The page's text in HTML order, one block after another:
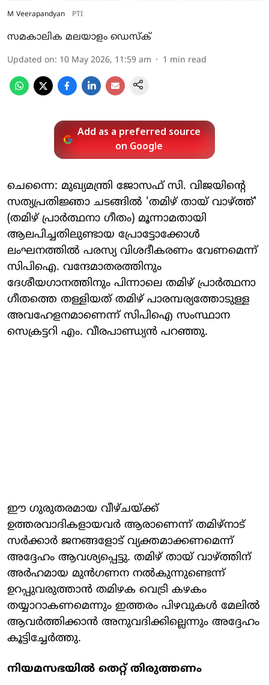
M Veerapandyan PTI
സമകാലിക മലയാളം ഡെസ്ക്
Updated on: 10 May 2026, 11:59 am 1 min read
Add as a preferred source
on Google
ചെന്നൈ: മുഖ്യമന്ത്രി ജോസഫ് സി. വിജയിന്റെ
സത്യപ്രതിജ്ഞാ ചടങ്ങിൽ 'തമിഴ് തായ് വാഴ്ത്ത്'
(തമിഴ് പ്രാർത്ഥനാ ഗീതം) മൂന്നാമതായി
ആലപിച്ചതിലുണ്ടായ പ്രോട്ടോക്കോൾ
ലംഘനത്തിൽ പരസ്യ വിശദീകരണം വേണമെന്ന്
സിപിഐ. വന്ദേമാതരത്തിനും
ദേശീയഗാനത്തിനും പിന്നാലെ തമിഴ് പ്രാർത്ഥനാ
ഗീതത്തെ തള്ളിയത് തമിഴ് പാരമ്പര്യത്തോടുള്ള
അവഹേളനമാണെന്ന് സിപിഐ സംസ്ഥാന
സെക്രട്ടറി എം. വീരപാണ്ഡ്യൻ പറഞ്ഞു.
ഈ ഗുരുതരമായ വീഴ്ചയ്ക്ക്
ഉത്തരവാദികളായവർ ആരാണെന്ന് തമിഴ്‌നാട്
സർക്കാർ ജനങ്ങളോട് വ്യക്തമാക്കണമെന്ന്
അദ്ദേഹം ആവശ്യപ്പെട്ടു. തമിഴ് തായ് വാഴ്ത്തിന്
അർഹമായ മുൻഗണന നൽകുന്നുണ്ടെന്ന്
ഉറപ്പുവരുത്താൻ തമിഴക വെട്രി കഴകം
തയ്യാറാകണമെന്നും ഇത്തരം പിഴവുകൾ മേലിൽ
ആവർത്തിക്കാൻ അനുവദിക്കില്ലെന്നും അദ്ദേഹം
കൂട്ടിച്ചേർത്തു.
നിയമസഭയിൽ തെറ്റ് തിരുത്തണം